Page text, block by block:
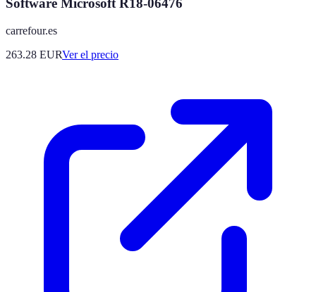
Software Microsoft R18-06476
carrefour.es
263.28 EURVer el precio